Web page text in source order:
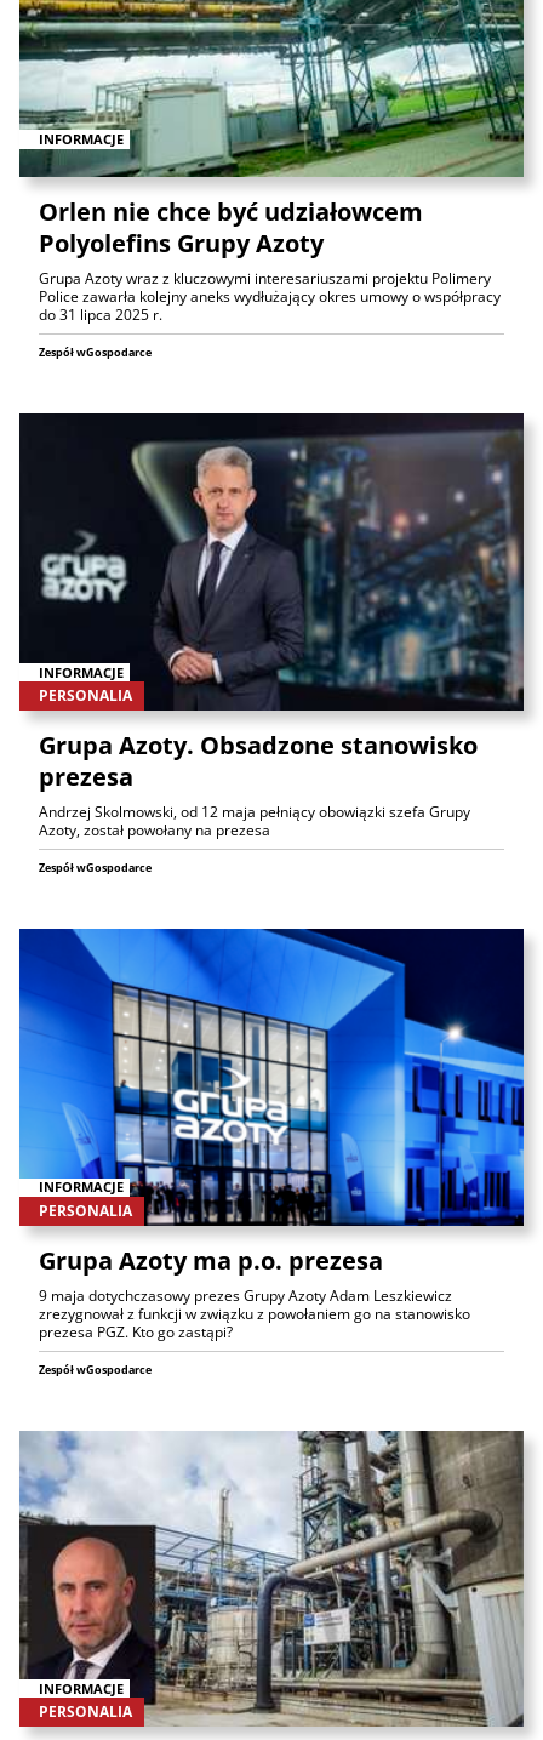
INFORMACJE
Orlen nie chce być udziałowcem
Polyolefins Grupy Azoty
Grupa Azoty wraz z kluczowymi interesariuszami projektu Polimery
Police zawarła kolejny aneks wydłużający okres umowy o współpracy
do 31 lipca 2025 r.
Zespół wGospodarce
INFORMACJE
PERSONALIA
Grupa Azoty. Obsadzone stanowisko
prezesa
Andrzej Skolmowski, od 12 maja pełniący obowiązki szefa Grupy
Azoty, został powołany na prezesa
Zespół wGospodarce
INFORMACJE
PERSONALIA
Grupa Azoty ma p.o. prezesa
9 maja dotychczasowy prezes Grupy Azoty Adam Leszkiewicz
zrezygnował z funkcji w związku z powołaniem go na stanowisko
prezesa PGZ. Kto go zastąpi?
Zespół wGospodarce
INFORMACJE
PERSONALIA